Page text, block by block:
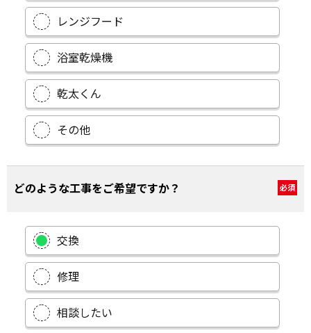
レンジフード
浴室乾燥機
乾太くん
その他
どのような工事をご希望ですか？ 必須
交換
修理
相談したい